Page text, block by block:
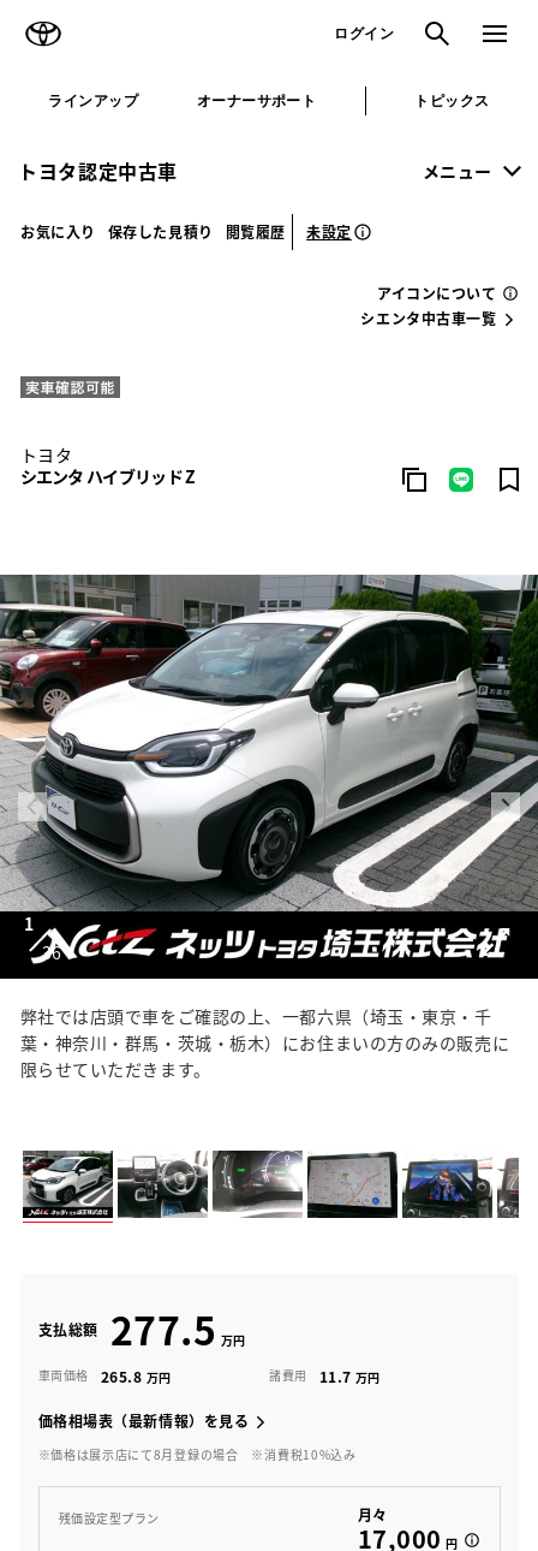
ログイン 検索 メニュ
ラインアップ オーナーサポート トピックス
トヨタ認定中古車 メニュー
お気に入り 保存した見積り 閲覧履歴 未設定
アイコンについて
シエンタ中古車一覧
トヨタ
シエンタ ハイブリッド Z
1
36
弊社では店頭で車をご確認の上、一都六県（埼玉・東京・千
葉・神奈川・群馬・茨城・栃木）にお住まいの方のみの販売に
限らせていただきます。
支払総額 277.5
車両価格 265.8 諸費用 11.7
価格相場表（最新情報）を見る
※価格は展示店にて8月登録の場合 ※消費税10%込み
残価設定型プラン 月々
17,000 円